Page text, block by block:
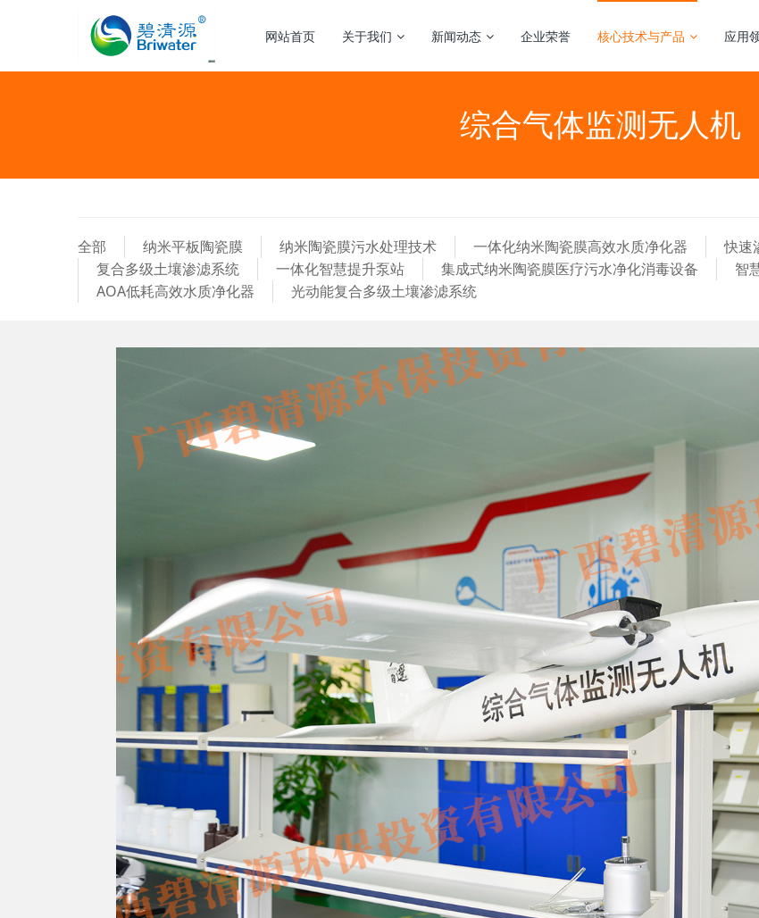
网站首页 关于我们 新闻动态 企业荣誉 核心技术与产品 应用
综合气体监测无人机
全部 纳米平板陶瓷膜 纳米陶瓷膜污水处理技术 一体化纳米陶瓷膜高效水质净化器 快速
复合多级土壤渗滤系统
一体化智慧提升泵站 集成式纳米陶瓷膜医疗污水净化消毒设备 智
AOA低耗高效水质净化器
光动能复合多级土壤渗滤系统